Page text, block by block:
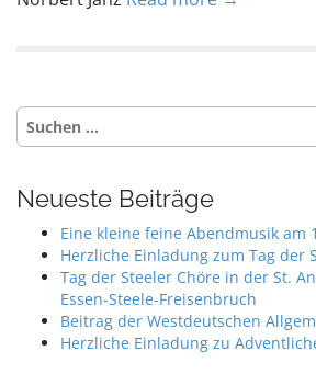
Suche
nach:
Neueste Beiträge
Eine kleine feine Abendmusik am
Herzliche Einladung zum Tag der
Tag der Steeler Chöre in der St.
Essen-Steele-Freisenbruch
Beitrag der Westdeutschen
Herzliche Einladung zu